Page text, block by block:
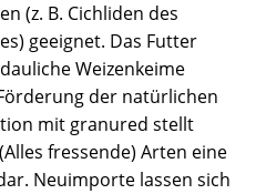
(z. B. Cichliden des
geeignet. Das Futter
Weizenkeime
der natürlichen
mit granured stellt
fressende) Arten eine
Neuimporte lassen sich